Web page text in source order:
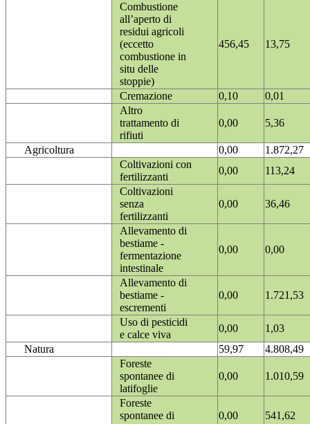
Combustione
all’aperto di
residui agricoli
(eccetto
combustione in
situ delle
stoppie)
456,45 13,75
Cremazione 0,10
0,01
Altro
trattamento di
rifiuti
0,00 5,36
Agricoltura 0,00
1.872,27
Coltivazioni con
fertilizzanti
0,00
113,24
Coltivazioni
senza
fertilizzanti
0,00 36,46
Allevamento di
bestiame -
fermentazione
intestinale
0,00 0,00
Allevamento di
bestiame -
escrementi
0,00 1.721,53
Uso di pesticidi
e calce viva
0,00
1,03
Natura
59,97
4.808,49
Foreste
spontanee di
latifoglie
0,00 1.010,59
Foreste
spontanee di
0,00 541,62